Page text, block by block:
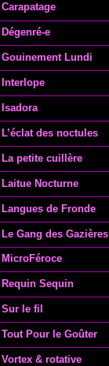
Carapatage
Dégenré-e
Gouinement Lundi
Interlope
Isadora
L’éclat des noctules
La petite cuillère
Laitue Nocturne
Langues de Fronde
Le Gang des Gazières
MicroFéroce
Requin Sequin
Sur le fil
Tout Pour le Goûter
Vortex & rotative